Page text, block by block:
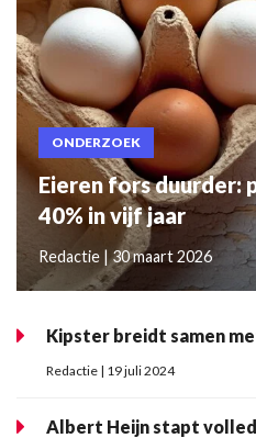
ONDERZOEK
Eieren fors duurder:
40% in vijf jaar
Redactie | 30 maart 2026
Kipster breidt samen
Redactie | 19 juli 2024
Albert Heijn stapt